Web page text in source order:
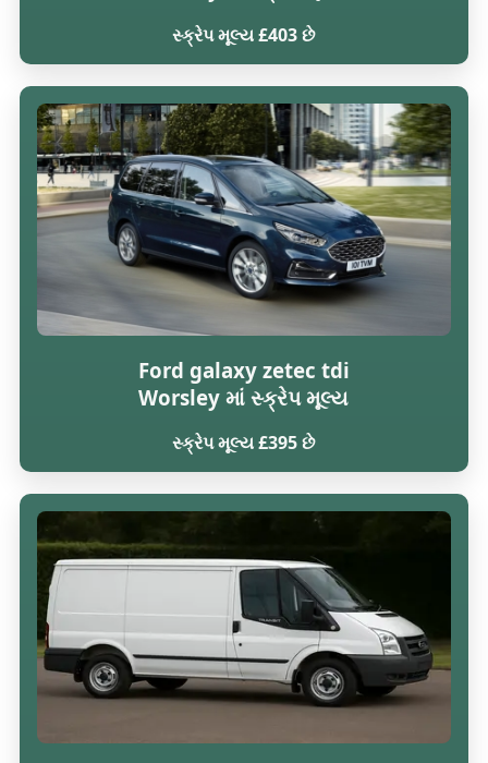
સ્ક્રેપ મૂલ્ય £403 છે
Ford galaxy zetec tdi
Worsley માં સ્ક્રેપ મૂલ્ય
સ્ક્રેપ મૂલ્ય £395 છે